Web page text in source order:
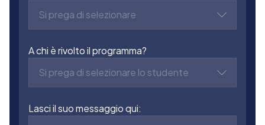
Si prega di selezionare
A chi è rivolto il programma?
Si prega di selezionare lo studente
Lasci il suo messaggio qui: